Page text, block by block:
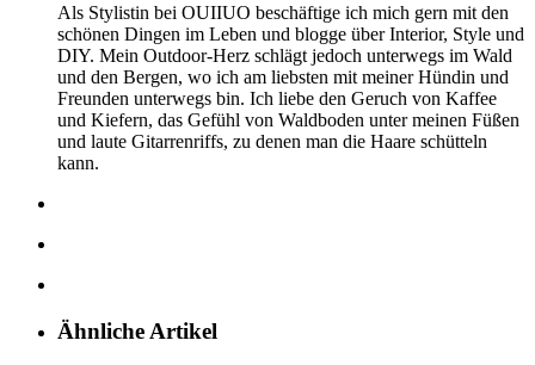
Als Stylistin bei OUIIUO beschäftige ich mich gern mit den
schönen Dingen im Leben und blogge über Interior, Style und
DIY. Mein Outdoor-Herz schlägt jedoch unterwegs im Wald
und den Bergen, wo ich am liebsten mit meiner Hündin und
Freunden unterwegs bin. Ich liebe den Geruch von Kaffee
und Kiefern, das Gefühl von Waldboden unter meinen Füßen
und laute Gitarrenriffs, zu denen man die Haare schütteln
kann.
Ähnliche Artikel